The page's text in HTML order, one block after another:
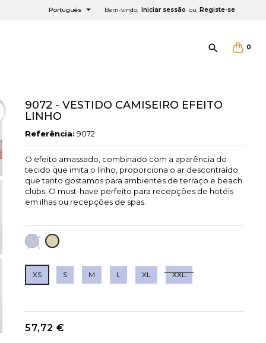
Bem-vindo, Iniciar sessão ou Registe-se
Português 
0

9072 - VESTIDO CAMISEIRO EFEITO
LINHO
Referência: 9072
O efeito amassado, combinado com a aparência do
tecido que imita o linho, proporciona o ar descontraído
que tanto gostamos para ambientes de terraço e beach
clubs. O must-have perfeito para recepções de hotéis
em ilhas ou recepções de spas.
LAVANDA
AREIA
XS S M L XL XXL
57,72 €
×
×
×